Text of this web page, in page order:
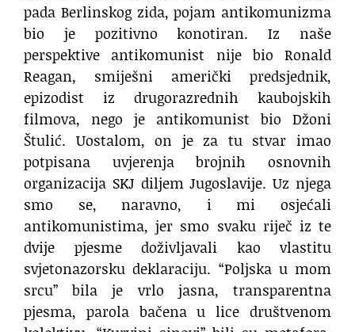
pada Berlinskog zida, pojam antikomunizma
bio je pozitivno konotiran. Iz naše
perspektive antikomunist nije bio Ronald
Reagan, smiješni američki predsjednik,
epizodist iz drugorazrednih kaubojskih
filmova, nego je antikomunist bio Džoni
Štulić. Uostalom, on je za tu stvar imao
potpisana uvjerenja brojnih osnovnih
organizacija SKJ diljem Jugoslavije. Uz njega
smo se, naravno, i mi osjećali
antikomunistima, jer smo svaku riječ iz te
dvije pjesme doživljavali kao vlastitu
svjetonazorsku deklaraciju. “Poljska u mom
srcu” bila je vrlo jasna, transparentna
pjesma, parola bačena u lice društvenom